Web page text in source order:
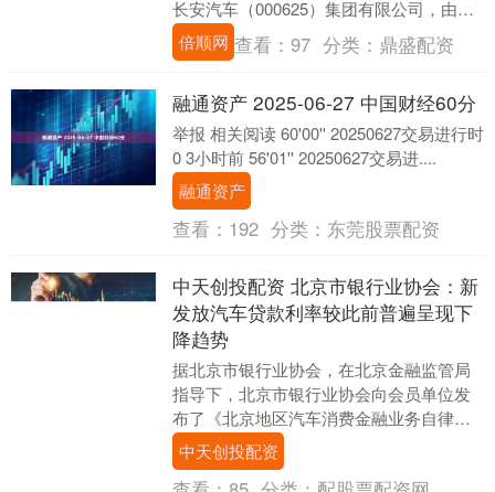
长安汽车（000625）集团有限公司，由国
务院国有资产监督管理委员会代表国务院
履行出....
倍顺网 查看：97 分类： 鼎盛配资
融通资产 2025-06-27 中国财经60分
举报 相关阅读 60'00'' 20250627交易进行时
0 3小时前 56'01'' 20250627交易进....
融通资产
查看： 192 分类： 东莞股票配资
中天创投配资 北京市银行业协会：新
发放汽车贷款利率较此前普遍呈现下
降趋势
据北京市银行业协会，在北京金融监管局
指导下，北京市银行业协会向会员单位发
布了《北京地区汽车消费金融业务自律公
约》，以实际行动降低消费者融资成本，
规范汽车消费金融....
中天创投配资